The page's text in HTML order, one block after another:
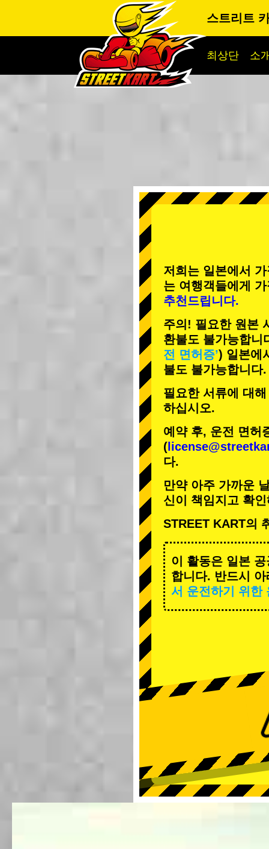
스트리트
최상단 소
저희는 일본에서
는 여행객들에게
추천드립니다.
주의! 필요한 원본
환불도 불가능합니
전 면허증’) 일본에
불도 불가능합니다.
필요한 서류에 대
하십시오.
예약 후, 운전 면허
(
다.
만약 아주 가까운
신이 책임지고 확
STREET KART의
이 활동은 일본
합니다. 반드시
서 운전하기 위한